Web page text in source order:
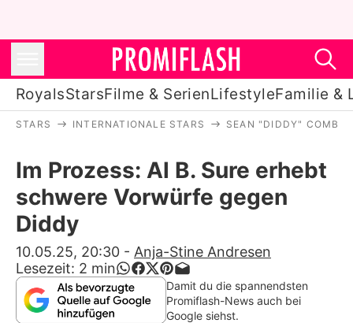
RoyalsStarsFilme & SerienLifestyleFamilie &
Stars
Filme & Serien
Lifestyle
Familie & Liebe
Promiflash Exklusiv
STARS INTERNATIONALE STARS SEAN "DIDDY" COMBS
Im Prozess: Al B. Sure erhebt
schwere Vorwürfe gegen
Diddy
10.05.25, 20:30 - Anja-Stine Andresen
Lesezeit: 2 min
Damit du die spannendsten
Promiflash-News auch bei
Google siehst.